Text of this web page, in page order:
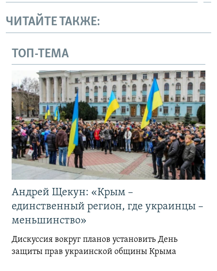
ЧИТАЙТЕ ТАКЖЕ:
ТОП-ТЕМА
Андрей Щекун: «Крым –
единственный регион, где украинцы –
меньшинство»
Дискуссия вокруг планов установить День
защиты прав украинской общины Крыма